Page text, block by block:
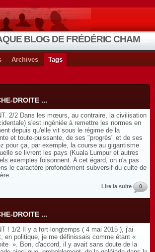
Archives Tags
DROITE ...
2/2 Dans les mœurs, au contraire, la civilisation
s'est ingéniée à remettre les normes en
depuis qu'elle vit sous le régime de la
et toute-puissante, de ses "progrès" et de ses
pour ça, par exemple, la course au gigantisme
se livrent les pays (Kuala Lumpur et autres
exemples foisonnent. A cet égard, on n'a pas
le caractère profondément subversif du culte de
Lire la suite 0
DROITE ...
! 1/2 Il y a fort longtemps ( 4 mai 2015 ), j'ai
en politique, je me définissais comme étant «
». Bon, d'accord, il y avait sans doute de la